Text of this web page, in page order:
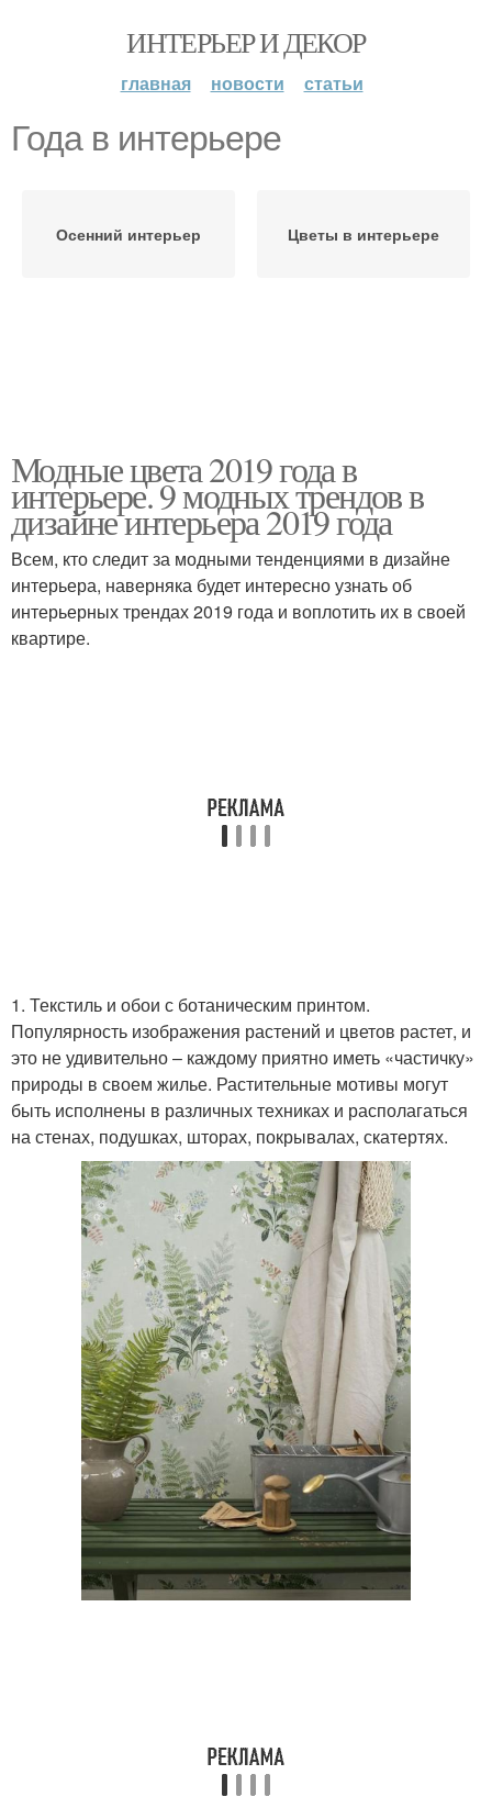
ИНТЕРЬЕР И ДЕКОР
главная новости статьи
Года в интерьере
Осенний интерьер Цветы в интерьере
Модные цвета 2019 года в
интерьере. 9 модных трендов в
дизайне интерьера 2019 года
Всем, кто следит за модными тенденциями в дизайне
интерьера, наверняка будет интересно узнать об
интерьерных трендах 2019 года и воплотить их в своей
квартире.
1. Текстиль и обои с ботаническим принтом.
Популярность изображения растений и цветов растет, и
это не удивительно – каждому приятно иметь «частичку»
природы в своем жилье. Растительные мотивы могут
быть исполнены в различных техниках и располагаться
на стенах, подушках, шторах, покрывалах, скатертях.